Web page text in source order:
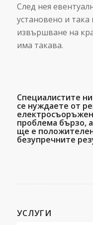
След нея
установено и така
извършване на
има такава.
Специалистите
се нуждаете от
проблема бързо,
ще е
безупречните
УСЛУГИ